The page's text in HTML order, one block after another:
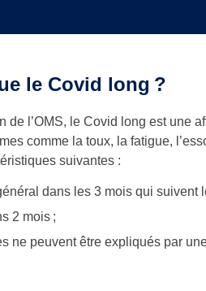
le Covid long ?
de l’OMS, le Covid long est une
comme la toux, la fatigue,
suivantes :
dans les 3 mois qui suivent
2 mois ;
ne peuvent être expliqués par